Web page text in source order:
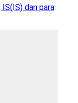
IS(IS) dan para